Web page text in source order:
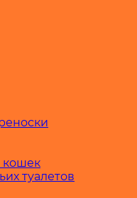
кошек
туалетов